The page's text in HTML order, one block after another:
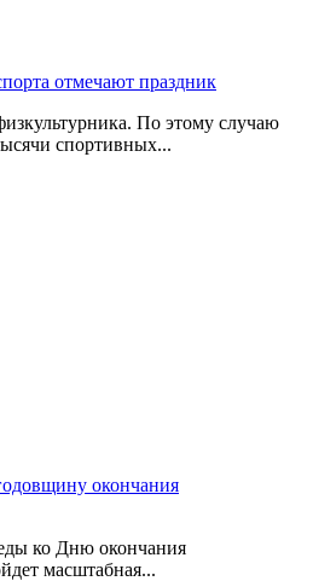
отмечают праздник
По этому случаю
спортивных...
окончания
ко Дню окончания
масштабная...